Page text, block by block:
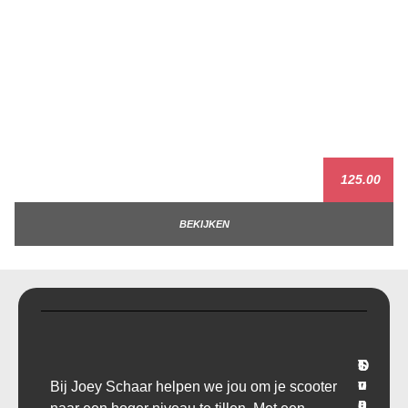
125.00
BEKIJKEN
Bij Joey Schaar helpen we jou om je scooter
T
r
a
O
v
e
S
u
p
C
o
n